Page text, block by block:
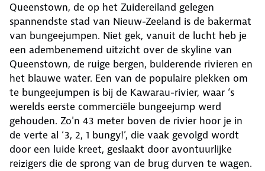
Queenstown, de op het Zuidereiland gelegen
spannendste stad van Nieuw-Zeeland is de bakermat
van bungeejumpen. Niet gek, vanuit de lucht heb je
een adembenemend uitzicht over de skyline van
Queenstown, de ruige bergen, bulderende rivieren en
het blauwe water. Een van de populaire plekken om
te bungeejumpen is bij de Kawarau-rivier, waar ‘s
werelds eerste commerciële bungeejump werd
gehouden. Zo'n 43 meter boven de rivier hoor je in
de verte al ‘3, 2, 1 bungy!’, die vaak gevolgd wordt
door een luide kreet, geslaakt door avontuurlijke
reizigers die de sprong van de brug durven te wagen.